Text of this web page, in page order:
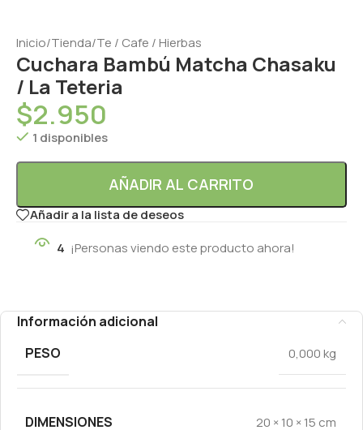
Inicio/Tienda/Te / Cafe / Hierbas
Cuchara Bambú Matcha Chasaku
/ La Teteria
$2.950
1 disponibles
AÑADIR AL CARRITO
Añadir a la lista de deseos
4 ¡Personas viendo este producto ahora!
Información adicional
PESO
0,000 kg
DIMENSIONES 20 × 10 × 15 cm